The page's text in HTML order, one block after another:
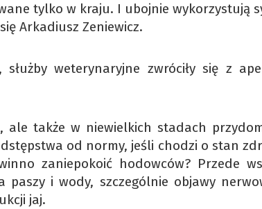
tylko w kraju. I ubojnie wykorzystują
Arkadiusz Zeniewicz.
weterynaryjne zwróciły się z
także w niewielkich stadach
od normy, jeśli chodzi o stan
zaniepokoić hodowców? Przede
paszy i wody, szczególnie objawy
jaj.